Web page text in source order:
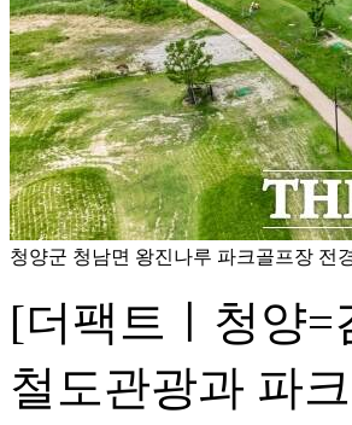
청양군 청남면 왕진나루 파크골프장 전
[더팩트ㅣ청양=
철도관광과 파